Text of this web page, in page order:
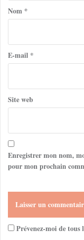
Nom *
E-mail *
Site web
Enregistrer mon nom,
pour mon prochain
Prévenez-moi de tous